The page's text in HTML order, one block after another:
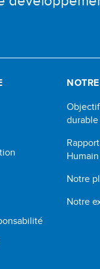
durable
Humain
Notre
Notre